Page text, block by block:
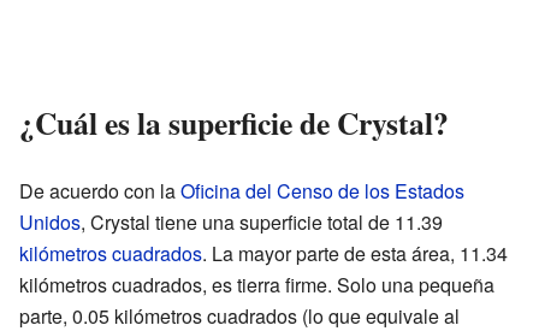
¿Cuál es la superficie de Crystal?
De acuerdo con laOficina del Censo de los Estados
Unidos, Crystal tiene una superficie total de 11.39
kilómetros cuadrados. La mayor parte de esta área, 11.34
kilómetros cuadrados, es tierra firme. Solo una pequeña
parte, 0.05 kilómetros cuadrados (lo que equivale al